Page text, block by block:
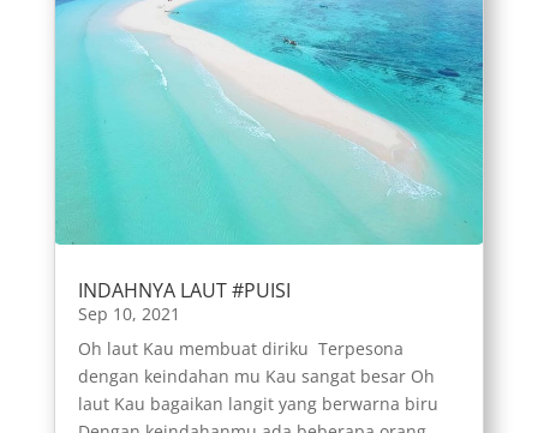
INDAHNYA LAUT #PUISI
Sep 10, 2021
Oh laut Kau membuat diriku Terpesona
dengan keindahan mu Kau sangat besar Oh
laut Kau bagaikan langit yang berwarna biru